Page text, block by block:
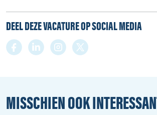
DEEL DEZE VACATURE OP SOCIAL MEDIA
MISSCHIEN OOK